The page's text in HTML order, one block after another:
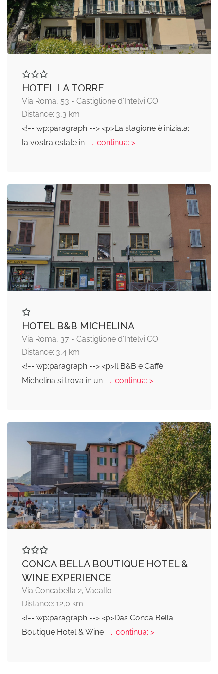
HOTEL LA TORRE
Via Roma, 53 - Castiglione d'Intelvi CO
Distance: 3,3 km
<!-- wp:paragraph --> <p>La stagione è iniziata:
la vostra estate in
... continua: >
HOTEL B&B MICHELINA
Via Roma, 37 - Castiglione d'Intelvi CO
Distance: 3,4 km
<!-- wp:paragraph --> <p>Il B&B e Caffè
Michelina si trova in un
... continua: >
CONCA BELLA BOUTIQUE HOTEL &
WINE EXPERIENCE
Via Concabella 2, Vacallo
Distance: 12,0 km
<!-- wp:paragraph --> <p>Das Conca Bella
Boutique Hotel & Wine
... continua: >